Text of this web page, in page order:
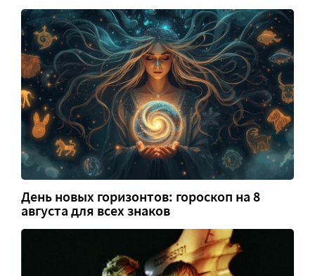
День новых горизонтов: гороскоп на 8
августа для всех знаков